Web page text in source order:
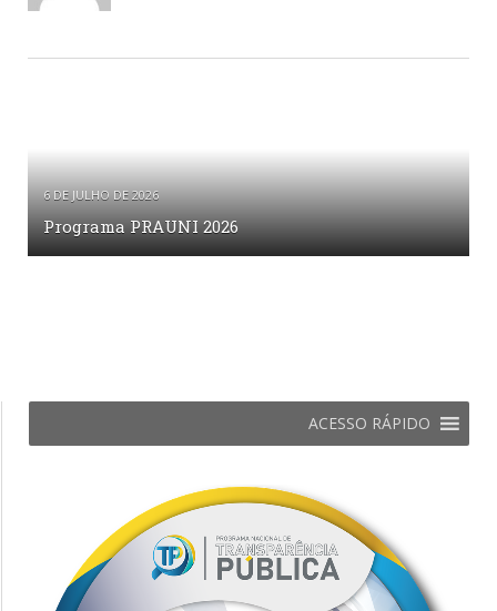
6 DE JULHO DE 2026
Programa PRAUNI 2026
ACESSO RÁPIDO